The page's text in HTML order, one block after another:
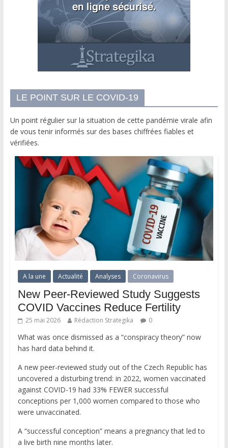
LE POINT SUR LE COVID-19
Un point régulier sur la situation de cette pandémie virale afin
de vous tenir informés sur des bases chiffrées fiables et
vérifiées.
A la une Actualité Analyses Coronavirus
New Peer-Reviewed Study Suggests
COVID Vaccines Reduce Fertility
25 mai 2026 Rédaction Strategika 0
What was once dismissed as a “conspiracy theory” now
has hard data behind it.
A new peer-reviewed study out of the Czech Republic has
uncovered a disturbing trend: in 2022, women vaccinated
against COVID-19 had 33% FEWER successful
conceptions per 1,000 women compared to those who
were unvaccinated.
A “successful conception” means a pregnancy that led to
a live birth nine months later.